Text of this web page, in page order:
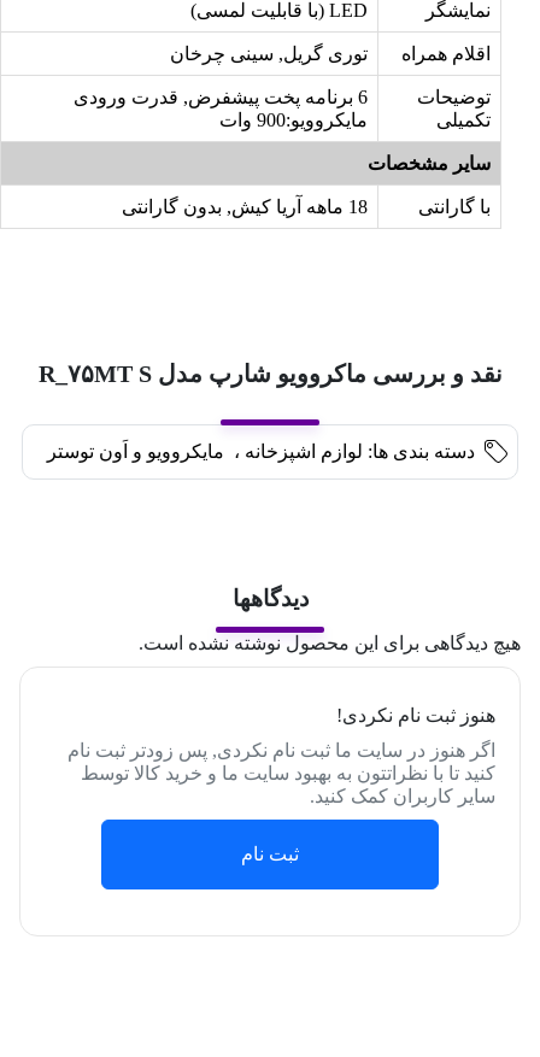
نمایشگر LED (با قابلیت لمسی)
اقلام همراه توری گریل, سینی چرخان
توضیحات
تکمیلی
6 برنامه پخت پیشفرض, قدرت ورودی
مایکروویو:900 وات
سایر مشخصات
با گارانتی 18 ماهه آریا کیش, بدون گارانتی
نقد و بررسی ماکروویو شارپ مدل R_۷۵MT S
دسته بندی ها: لوازم اشپزخانه ، مایکروویو و اَون توستر
دیدگاهها
هیچ دیدگاهی برای این محصول نوشته نشده است.
هنوز ثبت نام نکردی!
اگر هنوز در سایت ما ثبت نام نکردی, پس زودتر ثبت نام
کنید تا با نظراتتون به بهبود سایت ما و خرید کالا توسط
سایر کاربران کمک کنید.
ثبت نام